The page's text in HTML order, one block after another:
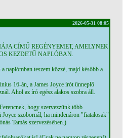
2026-05-31 08:05
CÍMŰ REGÉNYEMET, AMELYNEK
KEZDETŰ NAPLÓBAN.
naplómban teszem közzé, majd később a
16-án, a James Joyce írót ünneplő
Ahol az író egész alakos szobra áll.
hogy szervezzünk több
szobornál, ha mindenáron "fiatalosak"
Tamás szervezésében.)